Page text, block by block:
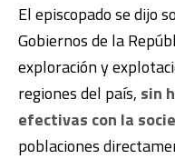
El episcopado se dijo
Gobiernos de la
exploración y
regiones del país, sin
efectivas con la
poblaciones